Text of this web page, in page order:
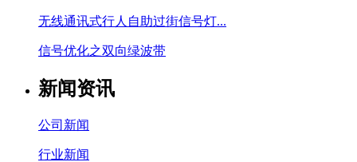
无线通讯式行人自助过街信号灯...
信号优化之双向绿波带
新闻资讯
公司新闻
行业新闻